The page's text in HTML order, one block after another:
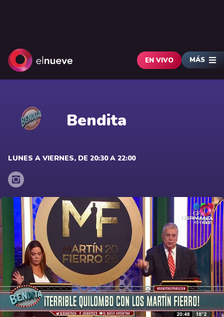
EN VIVO MÁS
Bendita
LUNES A VIERNES, DE 20:30 A 22:00